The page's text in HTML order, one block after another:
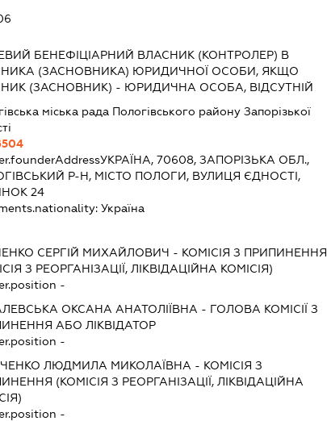
БЕНЕФІЦІАРНИЙ ВЛАСНИК (КОНТРОЛЕР) В
(ЗАСНОВНИКА) ЮРИДИЧНОЇ ОСОБИ, ЯКЩО
(ЗАСНОВНИК) - ЮРИДИЧНА ОСОБА, ВІДСУТНІЙ
міська рада Пологівського району Запорізької
УКРАЇНА, 70608, ЗАПОРІЗЬКА ОБЛ.,
Р-Н, МІСТО ПОЛОГИ, ВУЛИЦЯ ЄДНОСТІ,
24
Україна
СЕРГІЙ МИХАЙЛОВИЧ - КОМІСІЯ З ПРИПИНЕННЯ
З РЕОРГАНІЗАЦІЇ, ЛІКВІДАЦІЙНА КОМІСІЯ)
-
ОКСАНА АНАТОЛІЇВНА - ГОЛОВА КОМІСІЇ З
АБО ЛІКВІДАТОР
-
ЛЮДМИЛА МИКОЛАЇВНА - КОМІСІЯ З
(КОМІСІЯ З РЕОРГАНІЗАЦІЇ, ЛІКВІДАЦІЙНА
-